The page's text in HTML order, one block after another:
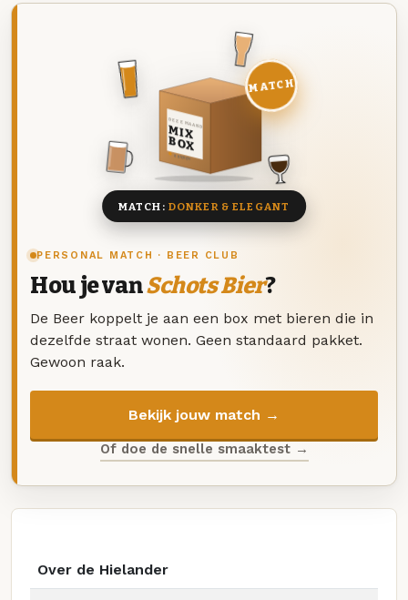
PERSONAL MATCH · BEER CLUB
Hou je vanSchots Bier?
De Beer koppelt je aan een box met bieren die in
dezelfde straat wonen. Geen standaard pakket.
Gewoon raak.
Bekijk jouw match →
Of doe de snelle smaaktest →
DEZE MAAND
MIX
BOX
8 BIEREN
MATCH
MATCH: DONKER & ELEGANT
Over de Hielander